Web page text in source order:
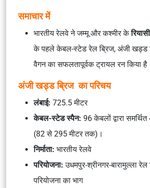
समाचार में
भारतीय रेलवे ने जम्मू और कश्मीर के
के पहले केबल-स्टेड रेल ब्रिज, अंजी खड्ड
वैगन का सफलतापूर्वक ट्रायल रन किया है।
अंजी खड्ड ब्रिज का परिचय
लंबाई: 725.5 मीटर
केबल-स्टेड स्पैन: 96 केबलों द्वारा
(82 से 295 मीटर तक)।
निर्माता: भारतीय रेलवे
परियोजना: उधमपुर-श्रीनगर-बारामुल्ला
परियोजना का भाग